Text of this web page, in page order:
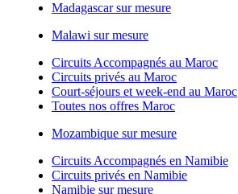
Madagascar sur mesure
Malawi sur mesure
Circuits Accompagnés au Maroc
Circuits privés au Maroc
Court-séjours et week-end au Maroc
Toutes nos offres Maroc
Mozambique sur mesure
Circuits Accompagnés en Namibie
Circuits privés en Namibie
Namibie sur mesure